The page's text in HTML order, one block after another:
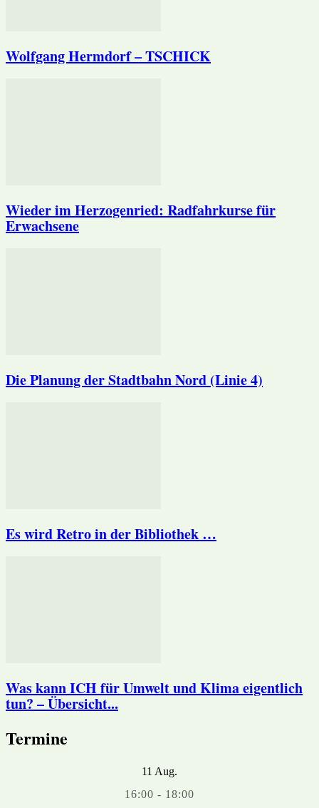
Wolfgang Hermdorf – TSCHICK
Wieder im Herzogenried: Radfahrkurse für
Erwachsene
Die Planung der Stadtbahn Nord (Linie 4)
Es wird Retro in der Bibliothek …
Was kann ICH für Umwelt und Klima eigentlich
tun? – Übersicht...
Termine
11 Aug.
16:00 - 18:00